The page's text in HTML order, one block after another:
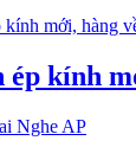
kính